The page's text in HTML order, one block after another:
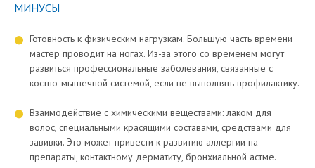
МИНУСЫ
Готовность к физическим нагрузкам. Большую часть времени
мастер проводит на ногах. Из-за этого со временем могут
развиться профессиональные заболевания, связанные с
костно-мышечной системой, если не выполнять профилактику.
Взаимодействие с химическими веществами: лаком для
волос, специальными красящими составами, средствами для
завивки. Это может привести к развитию аллергии на
препараты, контактному дерматиту, бронхиальной астме.